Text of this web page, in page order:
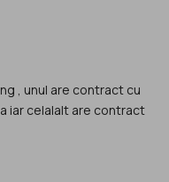
, unul are contract cu
iar celalalt are contract